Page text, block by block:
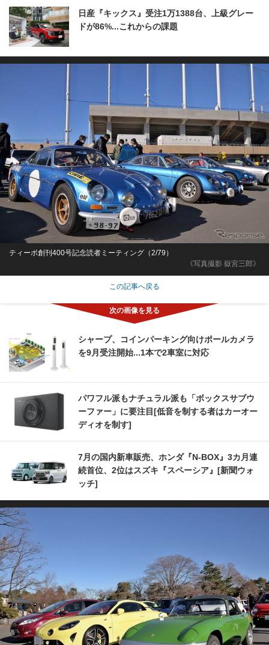
日産『キックス』受注1万1388台、上級グレー
ドが86%...これからの課題
《写真撮影 嶽宮三郎》
ティーポ創刊400号記念読者ミーティング（2/79）
この記事へ戻る
シャープ、コインパーキング向けポールカメラ
を9月受注開始...1本で2車室に対応
パワフル派もナチュラル派も「ボックスサブウ
ーファー」に要注目[低音を制する者はカーオー
ディオを制す]
7月の国内新車販売、ホンダ『N-BOX』3カ月連
続首位、2位はスズキ『スペーシア』[新聞ウォ
ッチ]